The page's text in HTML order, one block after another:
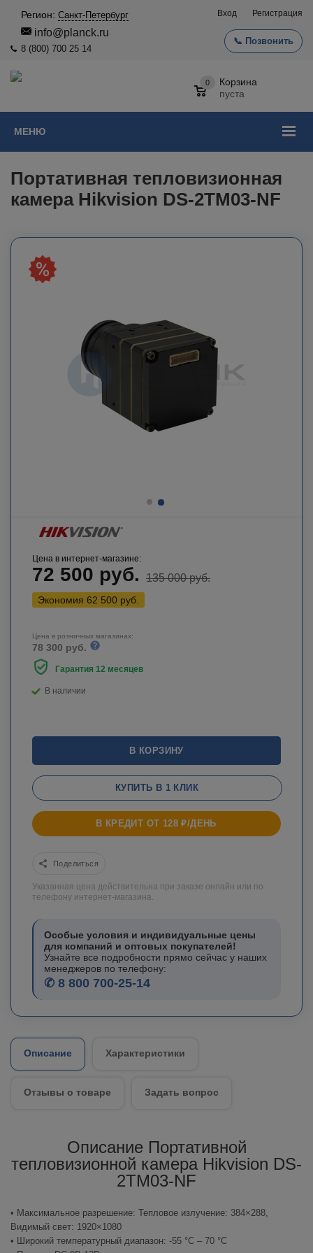
Регион: Санкт-Петербург
info@planck.ru
8 (800) 700 25 14
📞 Позвонить
Вход Регистрация
МЕНЮ
0
Корзина
пуста
Портативная тепловизионная
камера Hikvision DS-2TM03-NF
Цена в интернет-магазине:
72 500 руб. 135 000руб.
Экономия 62 500 руб.
Цена в розничных магазинах:
78 300 руб.
Гарантия 12 месяцев
В наличии
В КОРЗИНУ
КУПИТЬ В 1 КЛИК
В КРЕДИТ ОТ 128 ₽/ДЕНЬ
Поделиться
Указанная цена действительна при заказе онлайн или по
телефону интернет-магазина.
Особые условия и индивидуальные цены
для компаний и оптовых покупателей!
Узнайте все подробности прямо сейчас у наших
менеджеров по телефону:
✆ 8 800 700-25-14
Описание Характеристики
Отзывы о товаре Задать вопрос
Описание Портативной
тепловизионной камера Hikvision DS-
2TM03-NF
• Максимальное разрешение: Тепловое излучение: 384×288,
Видимый свет: 1920×1080
• Широкий температурный диапазон: -55 °C – 70 °C